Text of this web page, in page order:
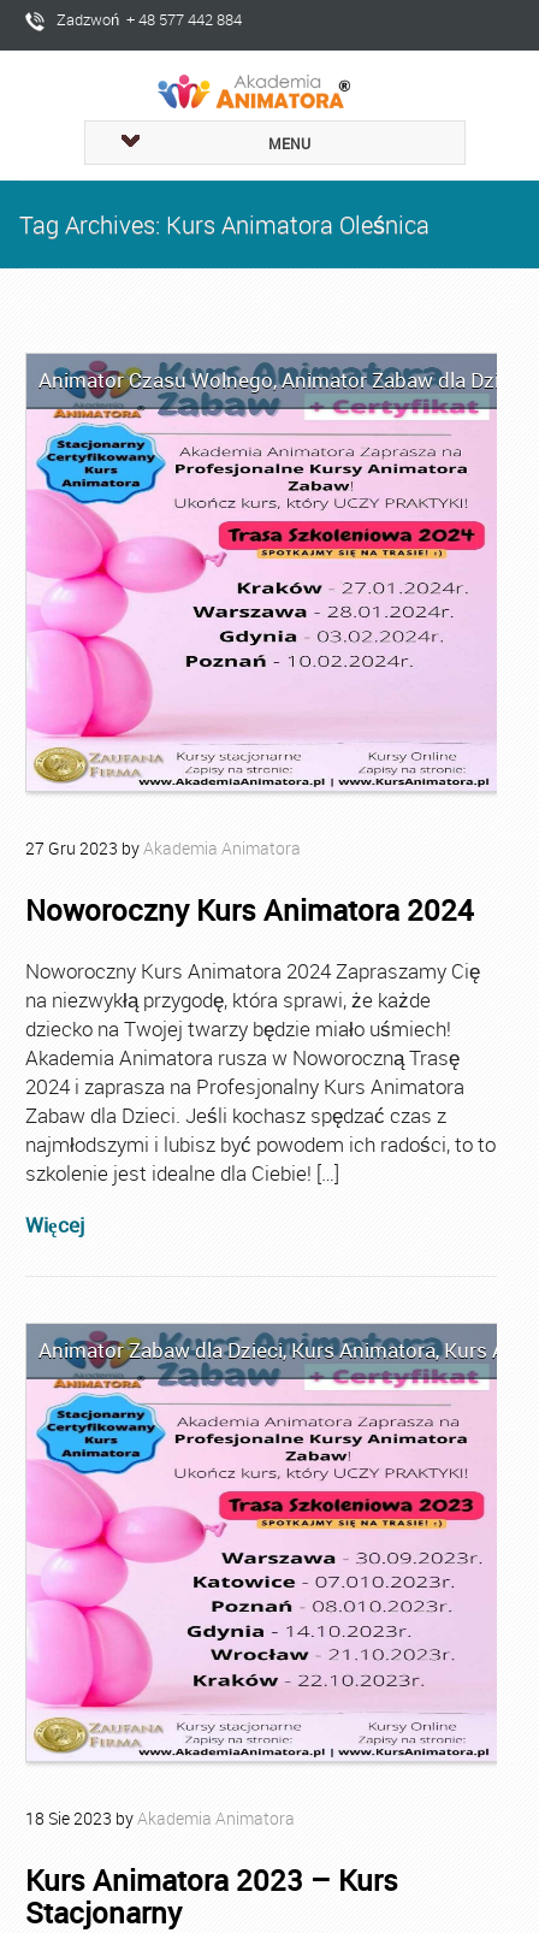
Zadzwoń + 48 577 442 884
MENU
Tag Archives: Kurs Animatora Oleśnica
Animator Czasu Wolnego,Animator Zabaw dla Dzieci
27 Gru 2023 byAkademia Animatora
Noworoczny Kurs Animatora 2024
Noworoczny Kurs Animatora 2024 Zapraszamy Cię
na niezwykłą przygodę, która sprawi, że każde
dziecko na Twojej twarzy będzie miało uśmiech!
Akademia Animatora rusza w Noworoczną Trasę
2024 i zaprasza na Profesjonalny Kurs Animatora
Zabaw dla Dzieci. Jeśli kochasz spędzać czas z
najmłodszymi i lubisz być powodem ich radości, to to
szkolenie jest idealne dla Ciebie! […]
Więcej
Animator Zabaw dla Dzieci,Kurs Animatora,Kurs
18 Sie2023 byAkademia Animatora
Kurs Animatora 2023 – Kurs
Stacjonarny